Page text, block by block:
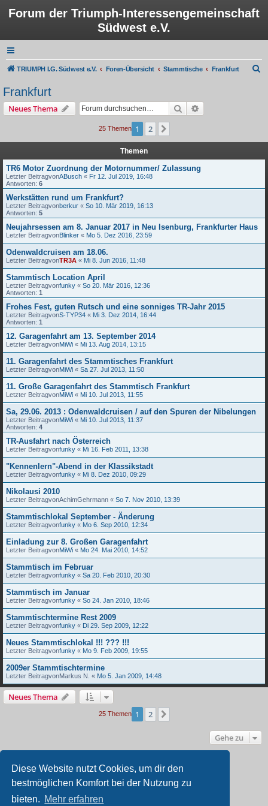
Diese Website nutzt Cookies, um dir den
bestmöglichen Komfort bei der Nutzung zu
bieten. Mehr erfahren
Forum der Triumph-Interessengemeinschaft
Südwest e.V.
TRIUMPH I.G. Südwest e.V. Foren-Übersicht Stammtische Frankfurt
Frankfurt
Neues Thema Suche
25 Themen 1 2
Themen
TR6 Motor Zuordnung der Motornummer/ Zulassung
Letzter BeitragvonABusch « Fr 12. Jul 2019, 16:48
Antworten: 6
Werkstätten rund um Frankfurt?
Letzter Beitragvonberkur « So 10. Mär 2019, 16:13
Antworten: 5
Neujahrsessen am 8. Januar 2017 in Neu Isenburg, Frankfurter Haus
Letzter BeitragvonBlinker « Mo 5. Dez 2016, 23:59
Odenwaldcruisen am 18.06.
Letzter BeitragvonTR3A « Mi 8. Jun 2016, 11:48
Stammtisch Location April
Letzter Beitragvonfunky « So 20. Mär 2016, 12:36
Antworten: 1
Frohes Fest, guten Rutsch und eine sonniges TR-Jahr 2015
Letzter BeitragvonS-TYP34 « Mi 3. Dez 2014, 16:44
Antworten: 1
12. Garagenfahrt am 13. September 2014
Letzter BeitragvonMiWi « Mi 13. Aug 2014, 13:15
11. Garagenfahrt des Stammtisches Frankfurt
Letzter BeitragvonMiWi « Sa 27. Jul 2013, 11:50
11. Große Garagenfahrt des Stammtisch Frankfurt
Letzter BeitragvonMiWi « Mi 10. Jul 2013, 11:55
Sa, 29.06. 2013 : Odenwaldcruisen / auf den Spuren der Nibelungen
Letzter BeitragvonMiWi « Mi 10. Jul 2013, 11:37
Antworten: 4
TR-Ausfahrt nach Österreich
Letzter Beitragvonfunky « Mi 16. Feb 2011, 13:38
"Kennenlern"-Abend in der Klassikstadt
Letzter Beitragvonfunky « Mi 8. Dez 2010, 09:29
Nikolausi 2010
Letzter BeitragvonAchimGehrmann « So 7. Nov 2010, 13:39
Stammtischlokal September - Änderung
Letzter Beitragvonfunky « Mo 6. Sep 2010, 12:34
Einladung zur 8. Großen Garagenfahrt
Letzter BeitragvonMiWi « Mo 24. Mai 2010, 14:52
Stammtisch im Februar
Letzter Beitragvonfunky « Sa 20. Feb 2010, 20:30
Stammtisch im Januar
Letzter Beitragvonfunky « So 24. Jan 2010, 18:46
Stammtischtermine Rest 2009
Letzter Beitragvonfunky « Di 29. Sep 2009, 12:22
Neues Stammtischlokal !!! ??? !!!
Letzter Beitragvonfunky « Mo 9. Feb 2009, 19:55
2009er Stammtischtermine
Letzter BeitragvonMarkus N. « Mo 5. Jan 2009, 14:48
Neues Thema
25 Themen 1 2
Gehe zu
BERECHTIGUNGEN IN DIESEM FORUM
neuen Themen in diesem Forum erstellen.
Du darfstkeine Antworten zu Themen in diesem Forum erstellen.
Du darfst deine Beiträge in diesem Forum